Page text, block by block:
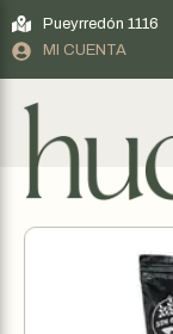
Pueyrredón 1116
MI CUENTA